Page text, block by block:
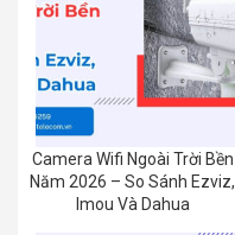
Camera Wifi Ngoài Trời Bền
Năm 2026 – So Sánh Ezviz,
Imou Và Dahua